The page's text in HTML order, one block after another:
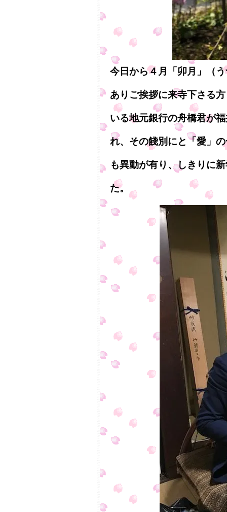
今日から４月「卯月」（
ありご挨拶に来寺下さる
いる地元銀行の舟橋君が
れ、その餞別にと「愛」
も異動が有り、しきりに
た。